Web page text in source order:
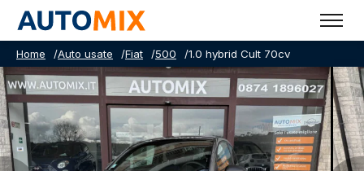
Home /Auto usate /Fiat /500 /1.0 hybrid Cult 70cv